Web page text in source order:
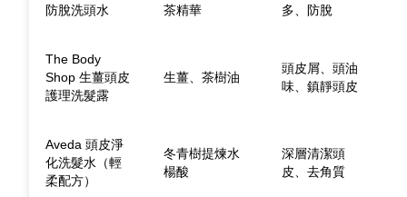
防脫洗頭水
茶精華
多、防脫
The Body
Shop 生薑頭皮
護理洗髮露
生薑、茶樹油
頭皮屑、頭油
味、鎮靜頭皮
Aveda 頭皮淨
化洗髮水（輕
柔配方）
冬青樹提煉水
楊酸
深層清潔頭
皮、去角質